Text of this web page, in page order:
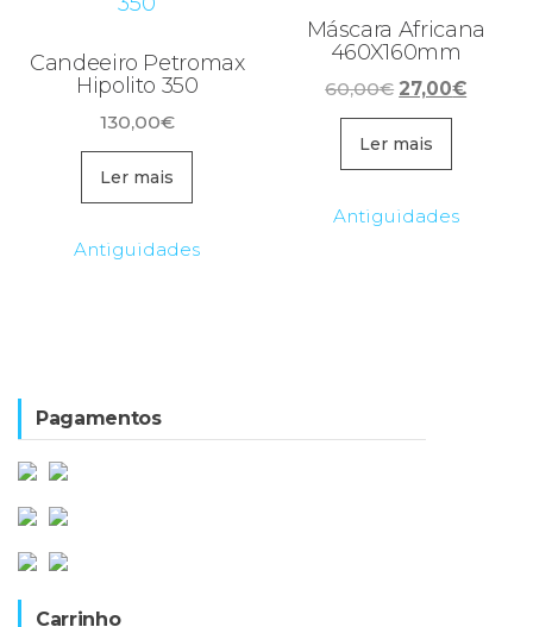
Candeeiro Petromax
Hipolito 350
130,00€
Ler mais
Antiguidades
Máscara Africana
460X160mm
60,00€ O
preço
original
era:
27,00€O
Ler mais
Antiguidades
Pagamentos
Carrinho